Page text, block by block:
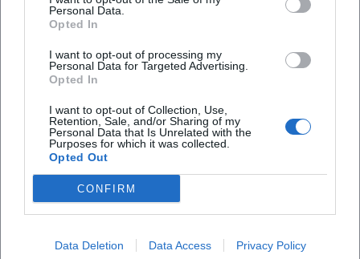
Personal Data.
Opted In
I want to opt-out of processing my
Personal Data for Targeted Advertising.
Opted In
I want to opt-out of Collection, Use,
Retention, Sale, and/or Sharing of my
Personal Data that Is Unrelated with the
Purposes for which it was collected.
Opted Out
CONFIRM
Data Deletion Data Access Privacy Policy